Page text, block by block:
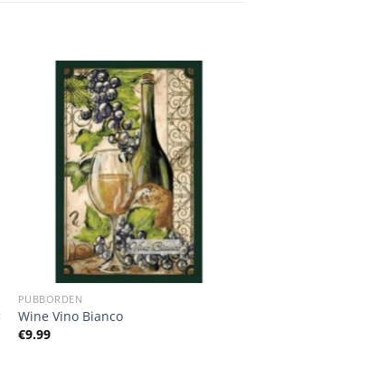
PUBBORDEN
Wine Vino Bianco
€9.99